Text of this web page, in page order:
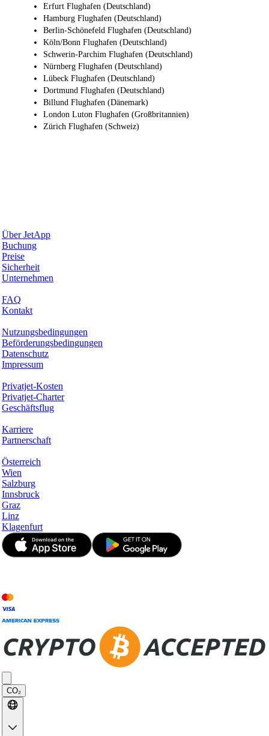
Erfurt Flughafen (Deutschland)
Hamburg Flughafen (Deutschland)
Berlin-Schönefeld Flughafen (Deutschland)
Köln/Bonn Flughafen (Deutschland)
Schwerin-Parchim Flughafen (Deutschland)
Nürnberg Flughafen (Deutschland)
Lübeck Flughafen (Deutschland)
Dortmund Flughafen (Deutschland)
Billund Flughafen (Dänemark)
London Luton Flughafen (Großbritannien)
Zürich Flughafen (Schweiz)
Über JetApp
Buchung
Preise
Sicherheit
Unternehmen
FAQ
Kontakt
Nutzungsbedingungen
Beförderungsbedingungen
Datenschutz
Impressum
Privatjet-Kosten
Privatjet-Charter
Geschäftsflug
Karriere
Partnerschaft
Österreich
Wien
Salzburg
Innsbruck
Graz
Linz
Klagenfurt
CO₂